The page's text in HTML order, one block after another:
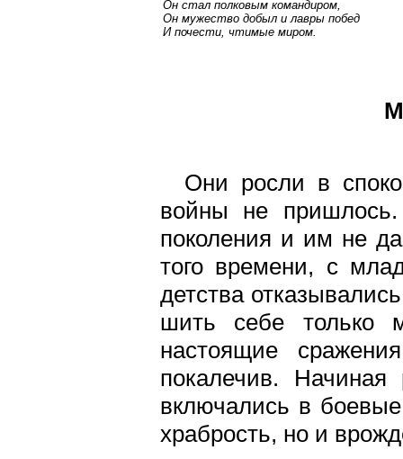
Он стал полковым командиром,
Он мужество добыл и лавры побед
И почести, чтимые миром.
Они росли в
войны не
поколения и им не
того времени, с
детства
шить себе только
настоящие
покалечив.
включались в
храбрость, но и